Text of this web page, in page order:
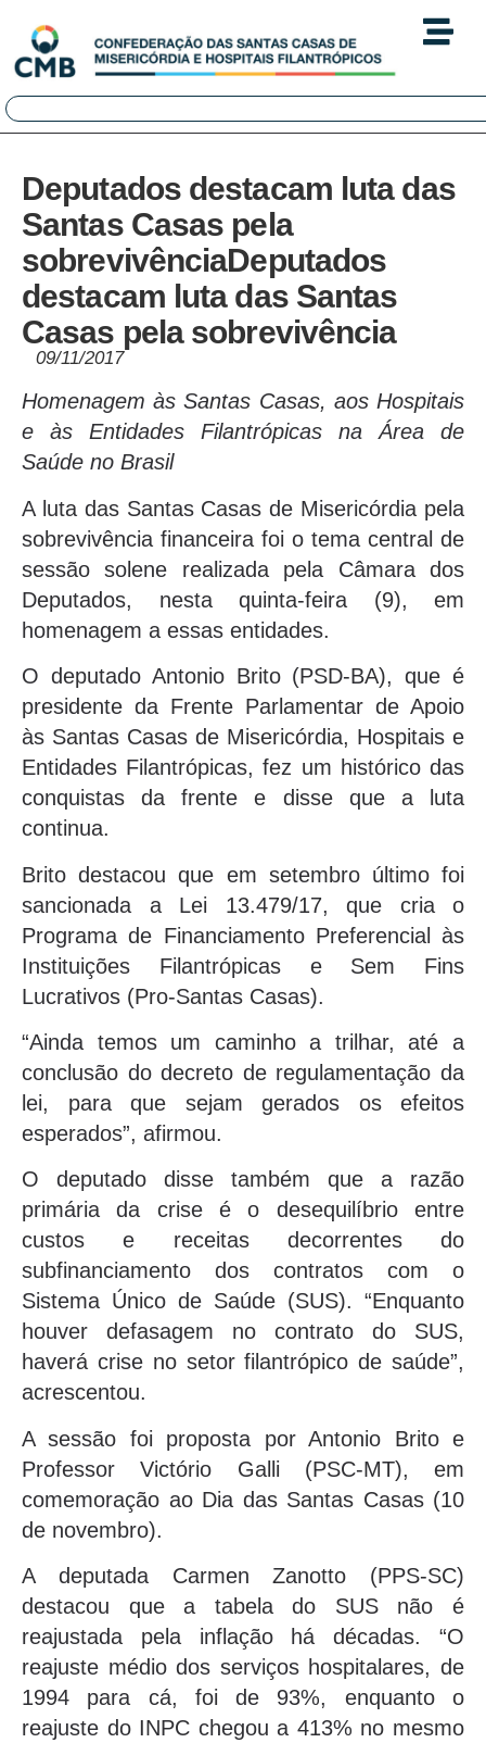
Deputados destacam luta das
Santas Casas pela
sobrevivênciaDeputados
destacam luta das Santas
Casas pela sobrevivência
09/11/2017
Homenagem às Santas Casas, aos Hospitais
e às Entidades Filantrópicas na Área de
Saúde no Brasil
A luta das Santas Casas de Misericórdia pela
sobrevivência financeira foi o tema central de
sessão solene realizada pela Câmara dos
Deputados, nesta quinta-feira (9), em
homenagem a essas entidades.
O deputado Antonio Brito (PSD-BA), que é
presidente da Frente Parlamentar de Apoio
às Santas Casas de Misericórdia, Hospitais e
Entidades Filantrópicas, fez um histórico das
conquistas da frente e disse que a luta
continua.
Brito destacou que em setembro último foi
sancionada a Lei 13.479/17, que cria o
Programa de Financiamento Preferencial às
Instituições Filantrópicas e Sem Fins
Lucrativos (Pro-Santas Casas).
“Ainda temos um caminho a trilhar, até a
conclusão do decreto de regulamentação da
lei, para que sejam gerados os efeitos
esperados”, afirmou.
O deputado disse também que a razão
primária da crise é o desequilíbrio entre
custos e receitas decorrentes do
subfinanciamento dos contratos com o
Sistema Único de Saúde (SUS). “Enquanto
houver defasagem no contrato do SUS,
haverá crise no setor filantrópico de saúde”,
acrescentou.
A sessão foi proposta por Antonio Brito e
Professor Victório Galli (PSC-MT), em
comemoração ao Dia das Santas Casas (10
de novembro).
A deputada Carmen Zanotto (PPS-SC)
destacou que a tabela do SUS não é
reajustada pela inflação há décadas. “O
reajuste médio dos serviços hospitalares, de
1994 para cá, foi de 93%, enquanto o
reajuste do INPC chegou a 413% no mesmo